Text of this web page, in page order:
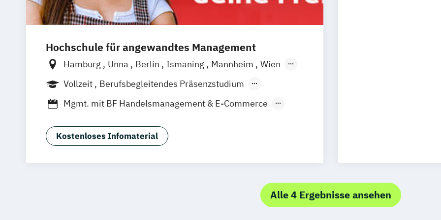
Hochschule für angewandtes Management
Hamburg Unna Berlin Ismaning Mannheim
Wien
Frankfurt
Hannover Leipzig Düsseldorf
Nürnberg
Stuttgart
Vollzeit
Berufsbegleitendes Präsenzstudium
Duales Studium
Mgmt. mit BF Handelsmanagement & E-Commerce
Kostenloses Infomaterial
Alle 4 Ergebnisse ansehen